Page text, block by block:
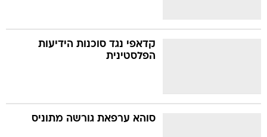
קדאפי נגד סוכנות הידיעות
הפלסטינית
סוהא ערפאת גורשה מתוניס